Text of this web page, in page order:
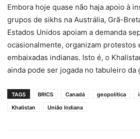
Embora hoje quase não haja apoio à
grupos de sikhs na Austrália, Grã-
Estados Unidos apoiam a demanda
ocasionalmente, organizam protestos
embaixadas indianas. Isto é, o
ainda pode ser jogada no tabuleiro da
TAGS BRICS Canadá geopolítica
Khalistan
União Indiana